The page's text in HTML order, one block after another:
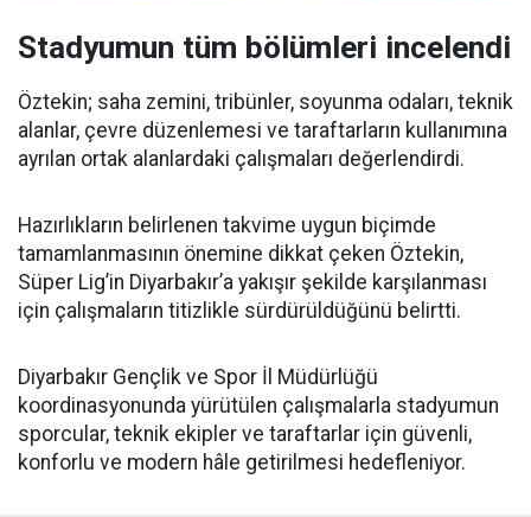
Stadyumun tüm bölümleri incelendi
Öztekin; saha zemini, tribünler, soyunma odaları, teknik
alanlar, çevre düzenlemesi ve taraftarların kullanımına
ayrılan ortak alanlardaki çalışmaları değerlendirdi.
Hazırlıkların belirlenen takvime uygun biçimde
tamamlanmasının önemine dikkat çeken Öztekin,
Süper Lig’in Diyarbakır’a yakışır şekilde karşılanması
için çalışmaların titizlikle sürdürüldüğünü belirtti.
Diyarbakır Gençlik ve Spor İl Müdürlüğü
koordinasyonunda yürütülen çalışmalarla stadyumun
sporcular, teknik ekipler ve taraftarlar için güvenli,
konforlu ve modern hâle getirilmesi hedefleniyor.